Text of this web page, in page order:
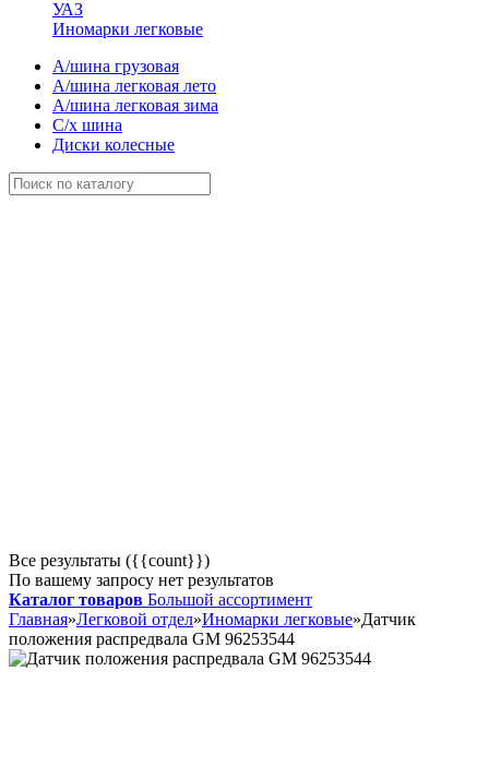
УАЗ
Иномарки легковые
А/шина грузовая
А/шина легковая лето
А/шина легковая зима
С/х шина
Диски колесные
Все результаты ({{count}})
По вашему запросу нет результатов
Каталог товаров Большой ассортимент
Главная»Легковой отдел»Иномарки легковые»Датчик
положения распредвала GM 96253544